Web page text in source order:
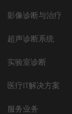
影像诊断与治疗
超声诊断系统
实验室诊断
医疗IT解决方案
服务业务